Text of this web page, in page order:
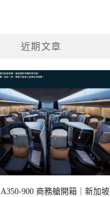
近期文章
900 商務艙開箱｜新加坡